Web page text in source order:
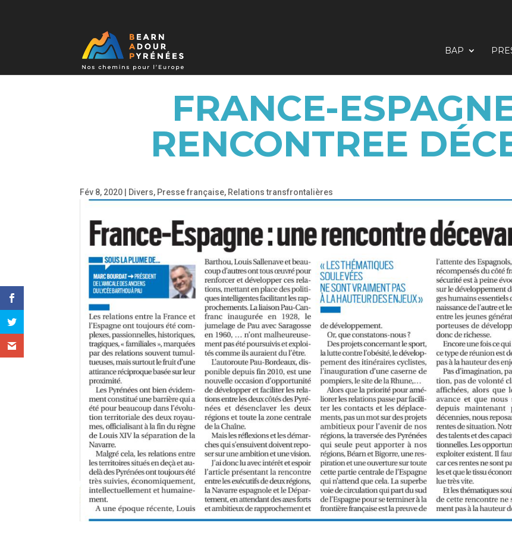
BAP
FRANCE-
RENCONTREE
Fév 8, 2020 Divers, Presse française, Relations transfrontalières